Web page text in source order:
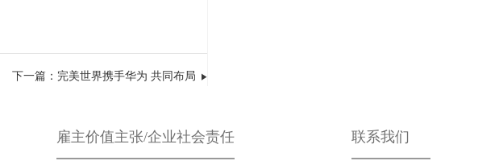
下一篇：完美世界携手华为 共同布局